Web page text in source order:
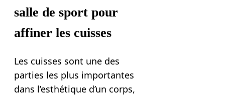
salle de sport pour
affiner les cuisses
Les cuisses sont une des
parties les plus importantes
dans l’esthétique d’un corps,